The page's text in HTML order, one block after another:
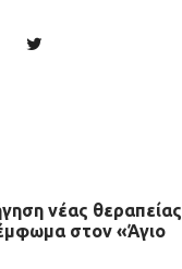
νέας θεραπείας
στον «Άγιο